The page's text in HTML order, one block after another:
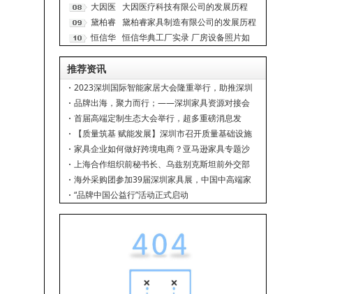
成立齐齐哈尔木器家
具
2004~2006年 2004 正式挂牌建成投
产；4月生产
大因医
疗
大因医疗科技有限公司的发展历程
致力于为医院提供医疗环境升级整体
解决方案的“智”造商 2
黛柏睿 黛柏睿家具制造有限公司的发展历程
广州黛柏睿家具制造有限公司
恒信华 恒信华典工厂实录 厂房设备照片如
推荐资讯
2023深圳国际智能家居大会隆重举行，助推深圳
打造智能家居产业高地！
品牌出海，聚力而行；——深圳家具资源对接会
在深家协举行
首届高端定制生态大会举行，超多重磅消息发
布！【质量筑基 赋能发展】深圳市召开质量基础设施
服务优势产业高质量发展大会
家具企业如何做好跨境电商？亚马逊家具专题沙
龙上海合作组织前秘书长、乌兹别克斯坦前外交部
部长、中亚人工智能协会主席到访深圳家协
海外采购团参加39届深圳家具展，中国中高端家
居品牌出海提速
“品牌中国公益行”活动正式启动